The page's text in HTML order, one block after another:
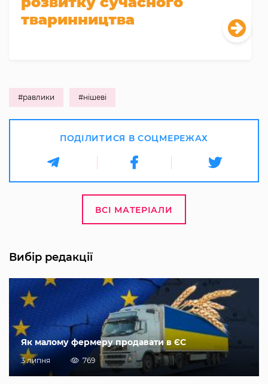
тваринництва
#равлики #нішеві
ПОДІЛИТИСЯ В СОЦМЕРЕЖАХ
ВСІ МАТЕРІАЛИ
Вибір редакції
Як малому фермеру продавати в ЄС
3 липня 769